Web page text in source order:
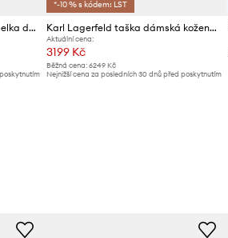
Karl Lagerfeld crossbody kabelka dámská z imitace kůže K/RSG
*-10 % s kódem: LST
Karl Lagerfeld taška dámská kožená K/AUTOGRAPH
Aktuální cena:
3199 Kč
Běžná cena: 6249 Kč
Nejnižší cena za posledních 30 dnů před poskytnutím